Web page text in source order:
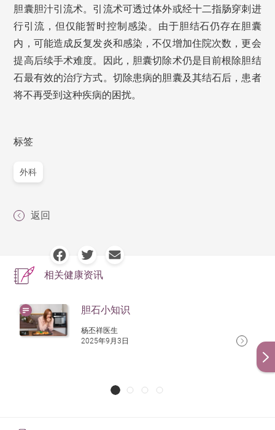
胆囊胆汁引流术。引流术可透过体外或经十二指肠穿刺进
行引流，但仅能暂时控制感染。由于胆结石仍存在胆囊
内，可能造成反复发炎和感染，不仅增加住院次数，更会
提高后续手术难度。因此，胆囊切除术仍是目前根除胆结
石最有效的治疗方式。切除患病的胆囊及其结石后，患者
将不再受到这种疾病的困扰。
标签
外科
返回
相关健康资讯
胆石小知识
杨丕祥医生
2025年9月3日